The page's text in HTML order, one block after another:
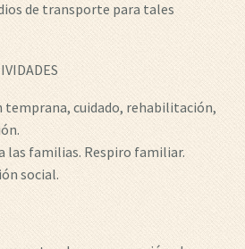
de transporte para tales
temprana, cuidado, rehabilitación,
las familias. Respiro familiar.
social.